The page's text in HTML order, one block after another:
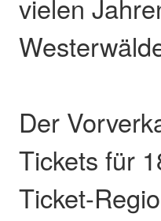
vielen
Der
Tickets für
Ticket-